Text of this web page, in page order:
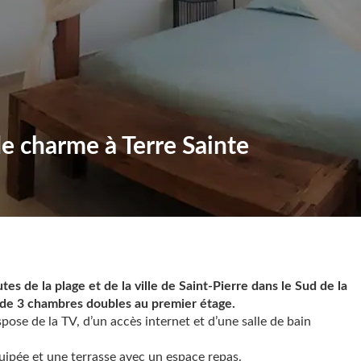
charme à Terre Sainte
de la plage et de la ville de Saint-Pierre dans le Sud de la
3 chambres doubles au premier étage.
de la TV, d’un accès internet et d’une salle de bain
et une terrasse avec un espace repas.